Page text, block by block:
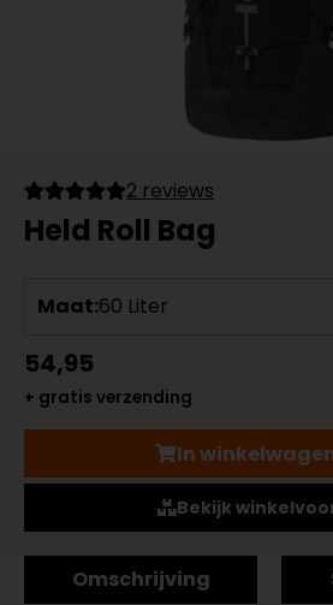
2 reviews
Held Roll Bag
Maat:60 Liter
54,95
+ gratis verzending
In
Bekijk
Omschrijving